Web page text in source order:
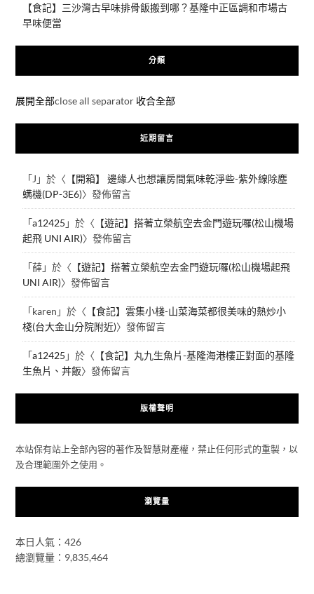
【食記】三沙灣古早味排骨飯搬到哪？基隆中正區調和市場古
早味便當
分類
展開全部close all separator 收合全部
近期留言
「J 」於〈 【開箱】 邊緣人也想讓房間氣味乾淨些-紫外線除塵
螨機(DP-3E6)〉發佈留言
「a12425 」於〈 【遊記】搭著立榮航空去金門遊玩囉(松山機場
起飛 UNI AIR)〉發佈留言
「薛」於〈 【遊記】搭著立榮航空去金門遊玩囉(松山機場起飛
UNI AIR)〉發佈留言
「karen 」於〈 【食記】雲集小棧-山菜海菜都很美味的熱炒小
棧(台大金山分院附近)〉發佈留言
「a12425 」於〈 【食記】丸九生魚片-基隆海港樓正對面的基隆
生魚片、丼飯〉發佈留言
版權聲明
本站保有站上全部內容的著作及智慧財產權，禁止任何形式的重製，以
及合理範圍外之使用。
瀏覽量
本日人氣：426
總瀏覽量：9,835,464